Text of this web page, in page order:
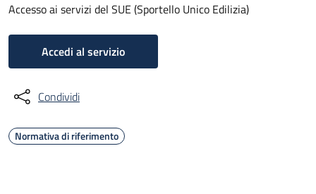
Accesso ai servizi del SUE (Sportello Unico Edilizia)
Accedi al servizio
Condividi
Normativa di riferimento